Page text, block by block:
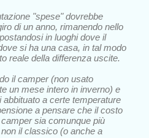
"spese" dovrebbe
di un anno, rimanendo nello
in luoghi dove il
si ha una casa, in tal modo
reale della differenza uscite.
il camper (non usato
un mese intero in inverno) e
abbituato a certe temperature
a pensare che il costo
sia comunque più
il classico (o anche a